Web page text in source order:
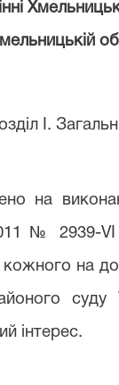
I.
на
№ 2939-
кожного на
інтерес.